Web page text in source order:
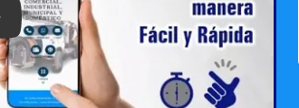
Keynote (Google I/O '18)